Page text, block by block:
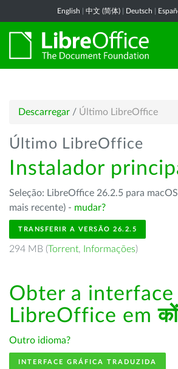
English 中文 (简体) Deutsch
Descarregar / Último LibreOffice
Último LibreOffice
Instalador
Seleção: LibreOffice 26.2.5 para
mais recente) - mudar?
TRANSFERIR A VERSÃO 26.2.5
294 MB (Torrent, Informações)
Obter a interface
LibreOffice em
Outro idioma?
INTERFACE GRÁFICA TRADUZIDA